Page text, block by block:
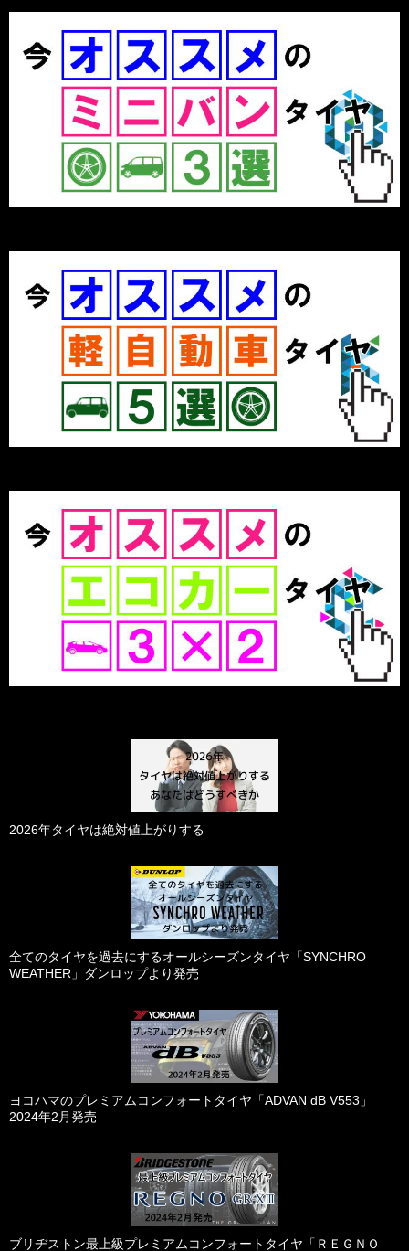
2026年タイヤは絶対値上がりする
全てのタイヤを過去にするオールシーズンタイヤ「SYNCHRO
WEATHER」ダンロップより発売
ヨコハマのプレミアムコンフォートタイヤ「ADVAN dB V553」
2024年2月発売
ブリヂストン最上級プレミアムコンフォートタイヤ「ＲＥＧＮＯ